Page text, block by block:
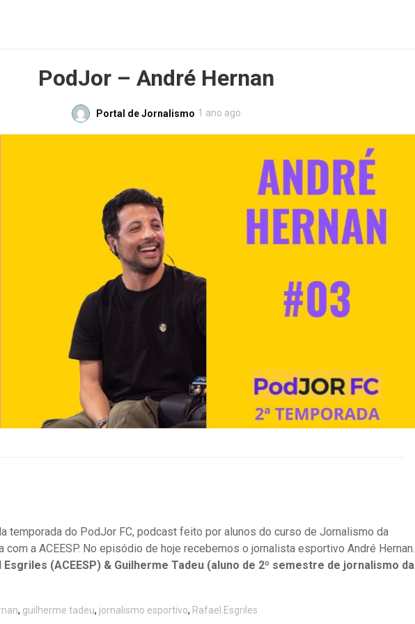
PodJor – André Hernan
Portal de Jornalismo 1 ano ago
temporada do PodJor FC, podcast feito por alunos do curso de Jornalismo da
com a ACEESP. No episódio de hoje recebemos o jornalista esportivo André Hernan.
Esgriles (ACEESP) & Guilherme Tadeu (aluno de 2º semestre de jornalismo da
, guilherme tadeu, jornalismo esportivo, Rafael Esgriles